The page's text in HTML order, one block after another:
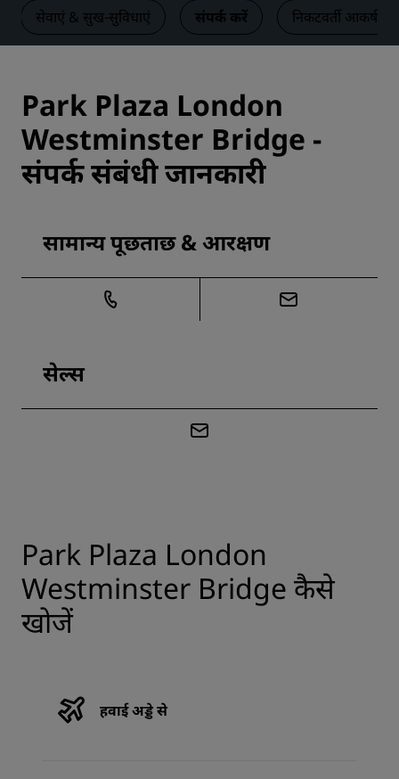
सेवाएं & सुख-सुविधाएं संपर्क करें निकटवर्ती आकर्षण
Park Plaza London
Westminster Bridge -
संपर्क संबंधी जानकारी
सामान्य पूछताछ & आरक्षण
सेल्स
Park Plaza London
Westminster Bridge कैसे
खोजें
हवाई अड्डे से